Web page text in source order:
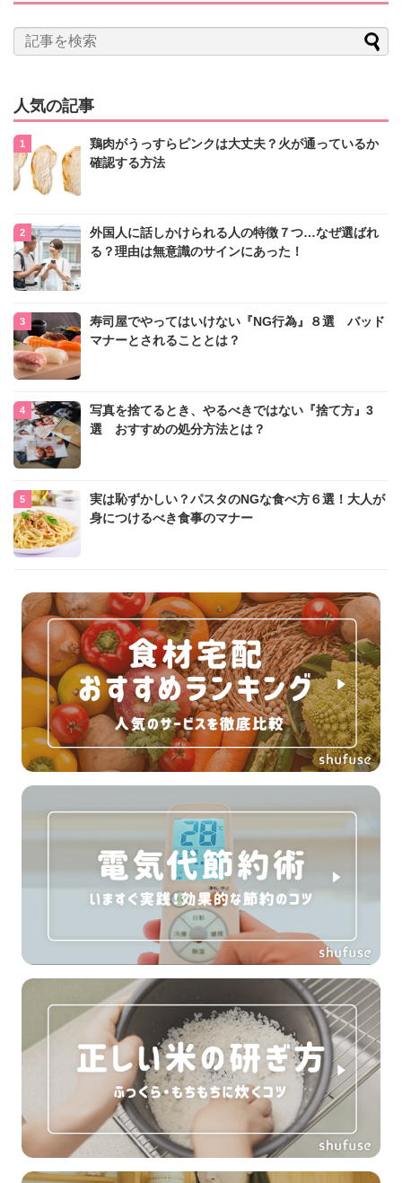
人気の記事
鶏肉がうっすらピンクは大丈夫？火が通っているか
確認する方法
外国人に話しかけられる人の特徴７つ…なぜ選ばれ
る？理由は無意識のサインにあった！
寿司屋でやってはいけない『NG行為』８選 バッド
マナーとされることとは？
写真を捨てるとき、やるべきではない『捨て方』3
選 おすすめの処分方法とは？
実は恥ずかしい？パスタのNGな食べ方６選！大人が
身につけるべき食事のマナー